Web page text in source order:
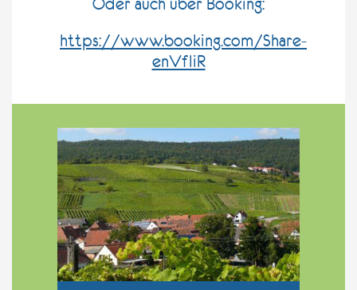
https://www.booking.com/Share-
enVfIiR